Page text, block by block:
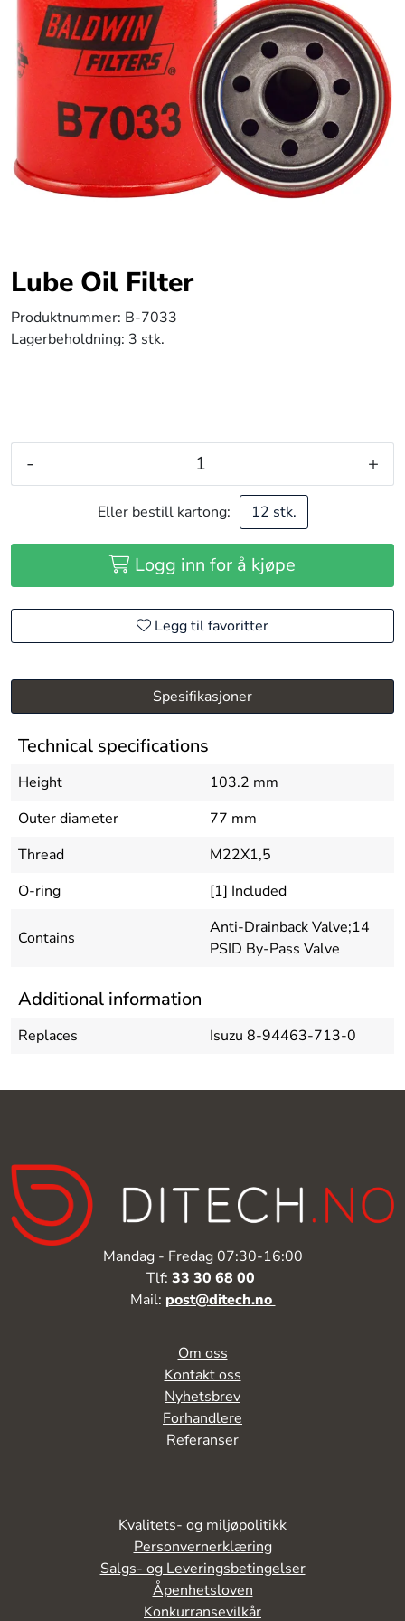
Lube Oil Filter
Produktnummer: B-7033
Lagerbeholdning: 3 stk.
- +
Eller bestill kartong: 12 stk.
Logg inn for å kjøpe
Legg til favoritter
Spesifikasjoner
Technical specifications
Height
103.2 mm
Outer diameter
77 mm
Thread
M22X1,5
O-ring
[1] Included
Contains
Anti-Drainback Valve;14
PSID By-Pass Valve
Additional information
Replaces Isuzu 8-94463-713-0
Mandag - Fredag 07:30-16:00
Tlf: 33 30 68 00
Mail: post@ditech.no
Kvalitets- og miljøpolitikk
Personvernerklæring
Salgs- og Leveringsbetingelser
Åpenhetsloven
Konkurransevilkår
Om oss
Kontakt oss
Nyhetsbrev
Forhandlere
Referanser